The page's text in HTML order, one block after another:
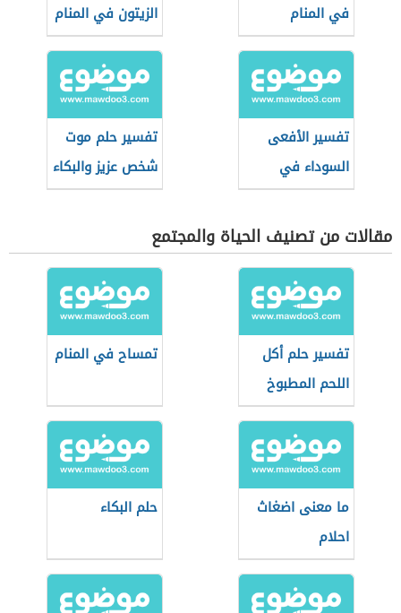
في المنام
الزيتون في المنام
تفسير الأفعى
السوداء في
المنام
تفسير حلم موت
شخص عزيز والبكاء
عليه
مقالات من تصنيف الحياة والمجتمع
تفسير حلم أكل
اللحم المطبوخ
تمساح في المنام
ما معنى اضغاث
احلام
حلم البكاء